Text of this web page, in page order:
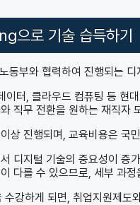
으로 기술 습득하기
부와 협력하여 진행되는
이터, 클라우드 컴퓨팅 등 현
직무 전환을 원하는 재직자
상 진행되며, 교육비용은 국
디지털 기술의 중요성이 증
다를 수 있으므로, 세부 과
강하게 되면, 취업지원제도